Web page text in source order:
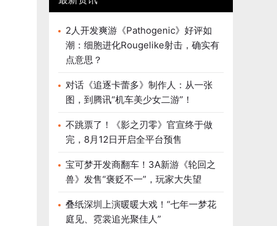
2人开发爽游《Pathogenic》好评如
潮：细胞进化Rougelike射击，确实有
点意思？
对话《追逐卡蕾多》制作人：从一张
图，到腾讯“机车美少女二游”！
不跳票了！《影之刃零》官宣终于做
完，8月12日开启全平台预售
宝可梦开发商翻车！3A新游《轮回之
兽》发售“褒贬不一”，玩家大失望
叠纸深圳上演暖暖大戏！“七年一梦花
庭见、霓裳追光聚佳人”